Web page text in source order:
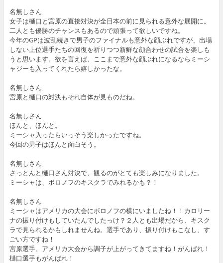
名無しさん
女子は樋口と宮原の直接対決が全日本の前に見られる意外な展開に。
二人とも優勝のチャンスもあるので頑張って欲しいですね。
今年のGPは波乱続きで男子のファイナルも意外な顔ぶれですが、出場
しない上位選手たちの回復を祈りつつ新鮮な顔合わせの試合を楽しも
うと思います。欲を言えば、ここまで意外な顔ぶれになるならミーシ
ャジーも入ってくれたら嬉しかったな。
名無しさん
宮原と樋口の対決もそれ自体が見ものだね。
名無しさん
ほんと、ほんと。
ミーシャ入ったらいっそう楽しかったですね。
今回の男子はほんと面白そう。
名無しさん
さっとんと樋口さん対決で、観るのがとても楽しみになりました。
ミーシャは、ボロノフのキスクラでみれるかも？！
名無しさん
ミーシャはアメリカの大会にボロノフの横にいましたね！！カロリー
ナの振り付けもしていたんでしたっけ？２人とも出場だから、キスク
ラで見られるかもしれませんね。選手であり、振り付けもこなし、す
ごい方ですね！
宮原選手、アメリカ大会から調子が上がってきてますね！がんばれ！
樋口選手もがんばれ！